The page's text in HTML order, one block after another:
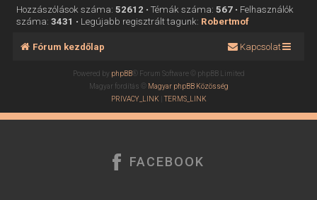
Hozzászólások száma: 52612 • Témák száma: 567• Felhasználók
száma: 3431 • Legújabb regisztrált tagunk: Robertmof
Fórum kezdőlap Kapcsolat
Powered by phpBB® Forum Software © phpBB Limited
Magyar fordítás © Magyar phpBB Közösség
PRIVACY_LINK |TERMS_LINK
FACEBOOK